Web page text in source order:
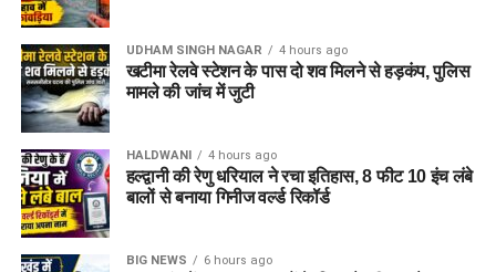
UDHAM SINGH NAGAR 4 hours ago
खटीमा रेलवे स्टेशन के पास दो शव मिलने से हड़कंप, पुलिस
मामले की जांच में जुटी
HALDWANI 4 hours ago
हल्द्वानी की रेणु धरियाल ने रचा इतिहास, 8 फीट 10 इंच लंबे
बालों से बनाया गिनीज वर्ल्ड रिकॉर्ड
BIG NEWS 6 hours ago